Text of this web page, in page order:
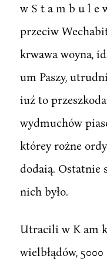
w S t a m b u l e
przeciw
krwawa woyna,
um Paszy,
iuź to
wydmuchów
którey rożne
dodaią. Ostatnie
nich było.
Utracili w K am
wielbłądów,